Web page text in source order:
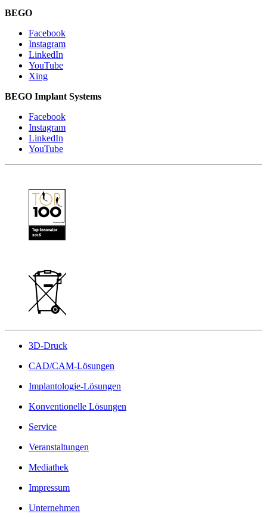
BEGO
Facebook
Instagram
LinkedIn
YouTube
Xing
BEGO Implant Systems
Facebook
Instagram
LinkedIn
YouTube
3D-Druck
CAD/CAM-Lösungen
Implantologie-Lösungen
Konventionelle Lösungen
Service
Veranstaltungen
Mediathek
Impressum
Unternehmen